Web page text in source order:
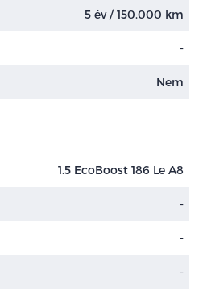
5 év / 150.000 km
-
Nem
1.5 EcoBoost 186 Le A8
-
-
-